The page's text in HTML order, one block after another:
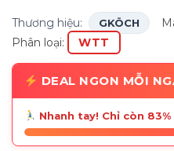
Thương hiệu: GKÖCH
Phân loại: WTT
DEAL NGON MỖI
Nhanh tay! Chỉ còn